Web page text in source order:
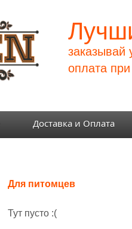
заказывай
оплата
Доставка и Оплата
Для питомцев
Тут пусто :(